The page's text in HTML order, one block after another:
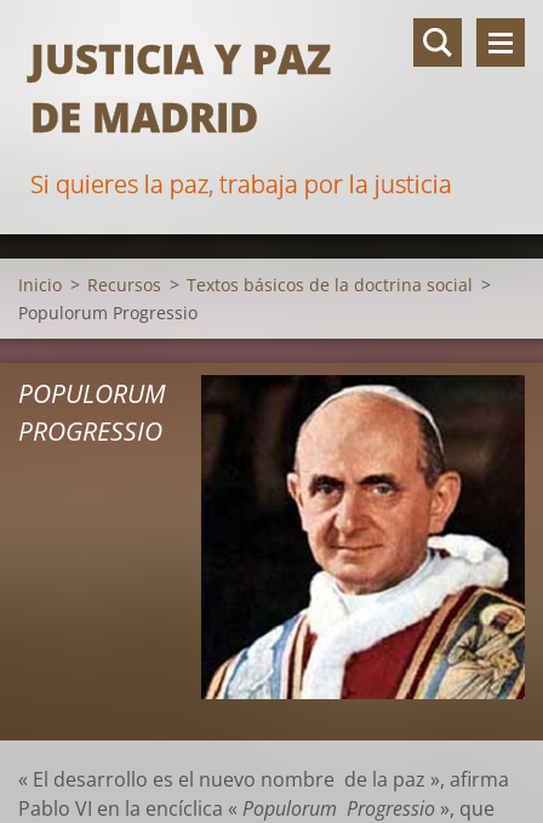
JUSTICIA Y PAZ
DE MADRID
Si quieres la paz, trabaja por la justicia
Inicio > Recursos > Textos básicos de la doctrina social >
Populorum Progressio
POPULORUM
PROGRESSIO
« El desarrollo es el nuevo nombre de la paz », afirma
Pablo VI en la encíclica « Populorum Progressio », que